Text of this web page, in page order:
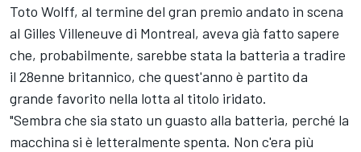
Toto Wolff, al termine del gran premio andato in scena
al Gilles Villeneuve di Montreal, aveva già fatto sapere
che, probabilmente, sarebbe stata la batteria a tradire
il 28enne britannico, che quest'anno è partito da
grande favorito nella lotta al titolo iridato.
"Sembra che sia stato un guasto alla batteria, perché la
macchina si è letteralmente spenta. Non c'era più